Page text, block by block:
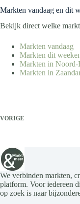
Markten vandaag en dit
Bekijk direct welke
Markten vandaag
Markten dit
Markten in Noord-
Markten in
VORIGE
We verbinden markten,
platform. Voor iedereen
op zoek is naar